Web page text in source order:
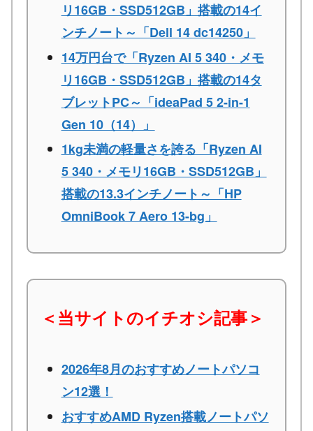
リ16GB・SSD512GB」搭載の14イ
ンチノート～「Dell 14 dc14250」
14万円台で「Ryzen AI 5 340・メモ
リ16GB・SSD512GB」搭載の14タ
ブレットPC～「ideaPad 5 2-in-1
Gen 10（14）」
1kg未満の軽量さを誇る「Ryzen AI
5 340・メモリ16GB・SSD512GB」
搭載の13.3インチノート～「HP
OmniBook 7 Aero 13-bg」
＜当サイトのイチオシ記事＞
2026年8月のおすすめノートパソコ
ン12選！
おすすめAMD Ryzen搭載ノートパソ